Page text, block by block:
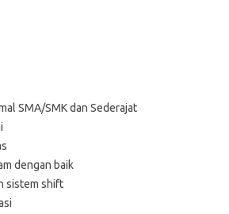
SMA/SMK dan Sederajat
dengan baik
sistem shift